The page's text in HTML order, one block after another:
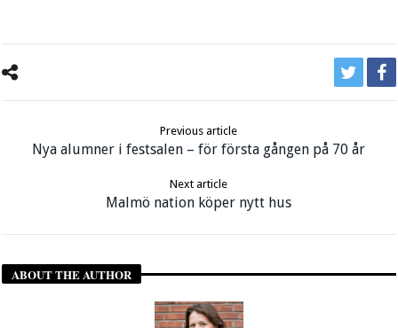
Previous article
Nya alumner i festsalen – för första gången på 70 år
Next article
Malmö nation köper nytt hus
ABOUT THE AUTHOR